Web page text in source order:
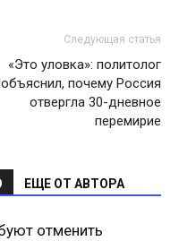
Следующая статья
«Это уловка»: политолог
объяснил, почему Россия
отвергла 30-дневное
перемирие
ЕЩЕ ОТ АВТОРА
отменить